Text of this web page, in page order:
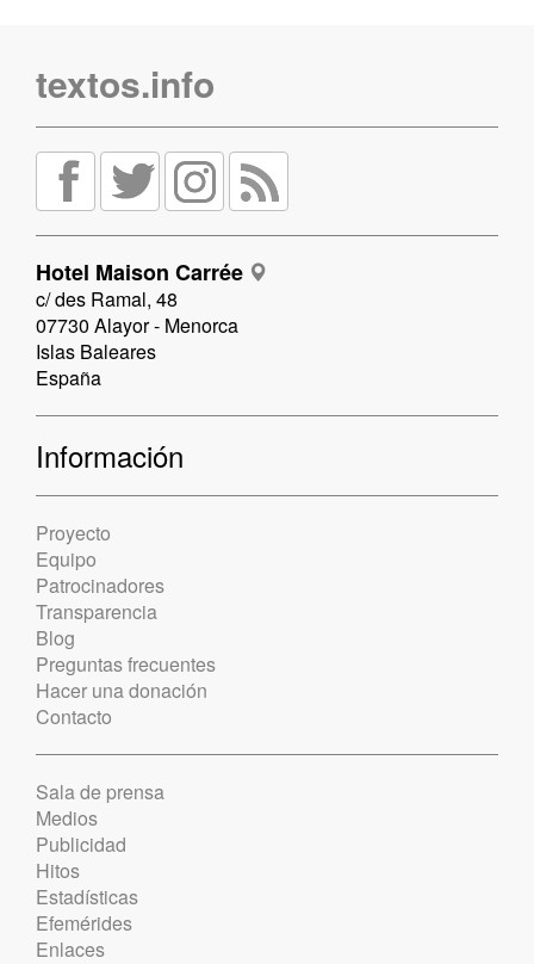
textos.info
Hotel Maison Carrée
c/ des Ramal, 48
07730 Alayor - Menorca
Islas Baleares
España
Información
Proyecto
Equipo
Patrocinadores
Transparencia
Blog
Preguntas frecuentes
Hacer una donación
Contacto
Sala de prensa
Medios
Publicidad
Hitos
Estadísticas
Efemérides
Enlaces